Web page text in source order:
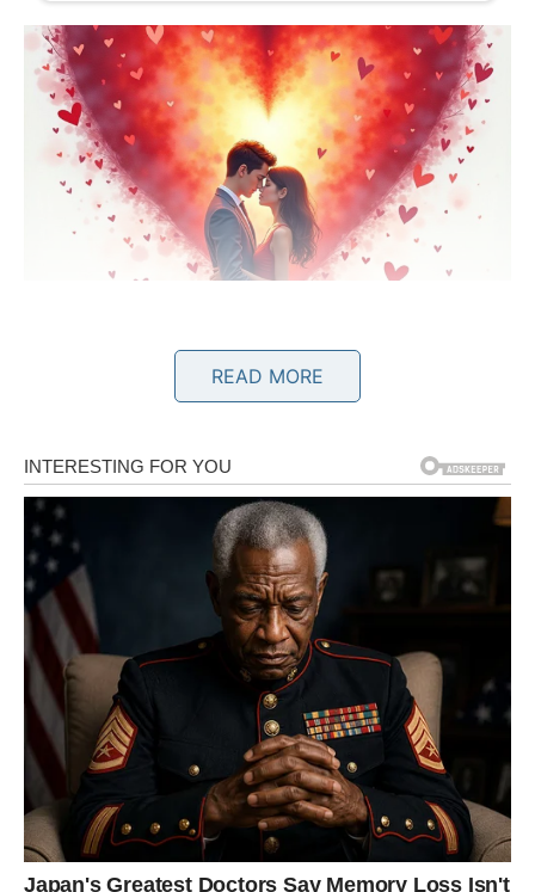
RAK – LJUBAV KOJA DONOSI
SIGURNOST, A NE STRAH
Rak je znak koji voli duboko, iskreno i bez zadrške – ali
isto tako zna koliko ljubav može da zaboli. Zato si često
oprezan, zatvoren, na distanci, čak i kada ti je stalo.
Ali sada dolazi period u kojem zidovi počinju da
popuštaju.
Ako si u vezi, naredni dani donose emotivno
produbljivanje. Mogući su razgovori koji brišu
nesigurnosti, trenuci u kojima partner pokazuje više nego
što je do sada pokazivao, male pažnje koje znače više od
velikih reči. Osetićeš da nisi sam u svojim emocijama.
Ako si slobodan/na, može se pojaviti osoba koja neće
READ MORE